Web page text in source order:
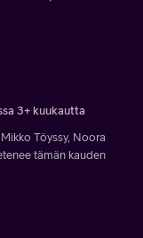
3+ kuukautta
Töyssy, Noora
tämän kauden